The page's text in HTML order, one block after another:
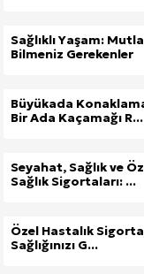
Sağlıklı Yaşam:
Bilmeniz Gerekenler
Büyükada
Bir Ada Kaçamağı R...
Seyahat, Sağlık ve
Sağlık Sigortaları: ...
Özel Hastalık
Sağlığınızı G...